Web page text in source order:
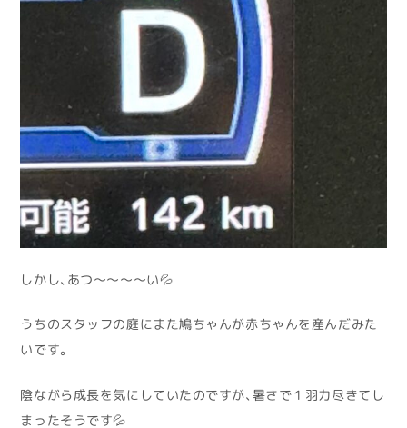
しかし、あつ～～～～い💦
うちのスタッフの庭にまた鳩ちゃんが赤ちゃんを産んだみた
いです。
陰ながら成長を気にしていたのですが、暑さで１羽力尽きてし
まったそうです💦